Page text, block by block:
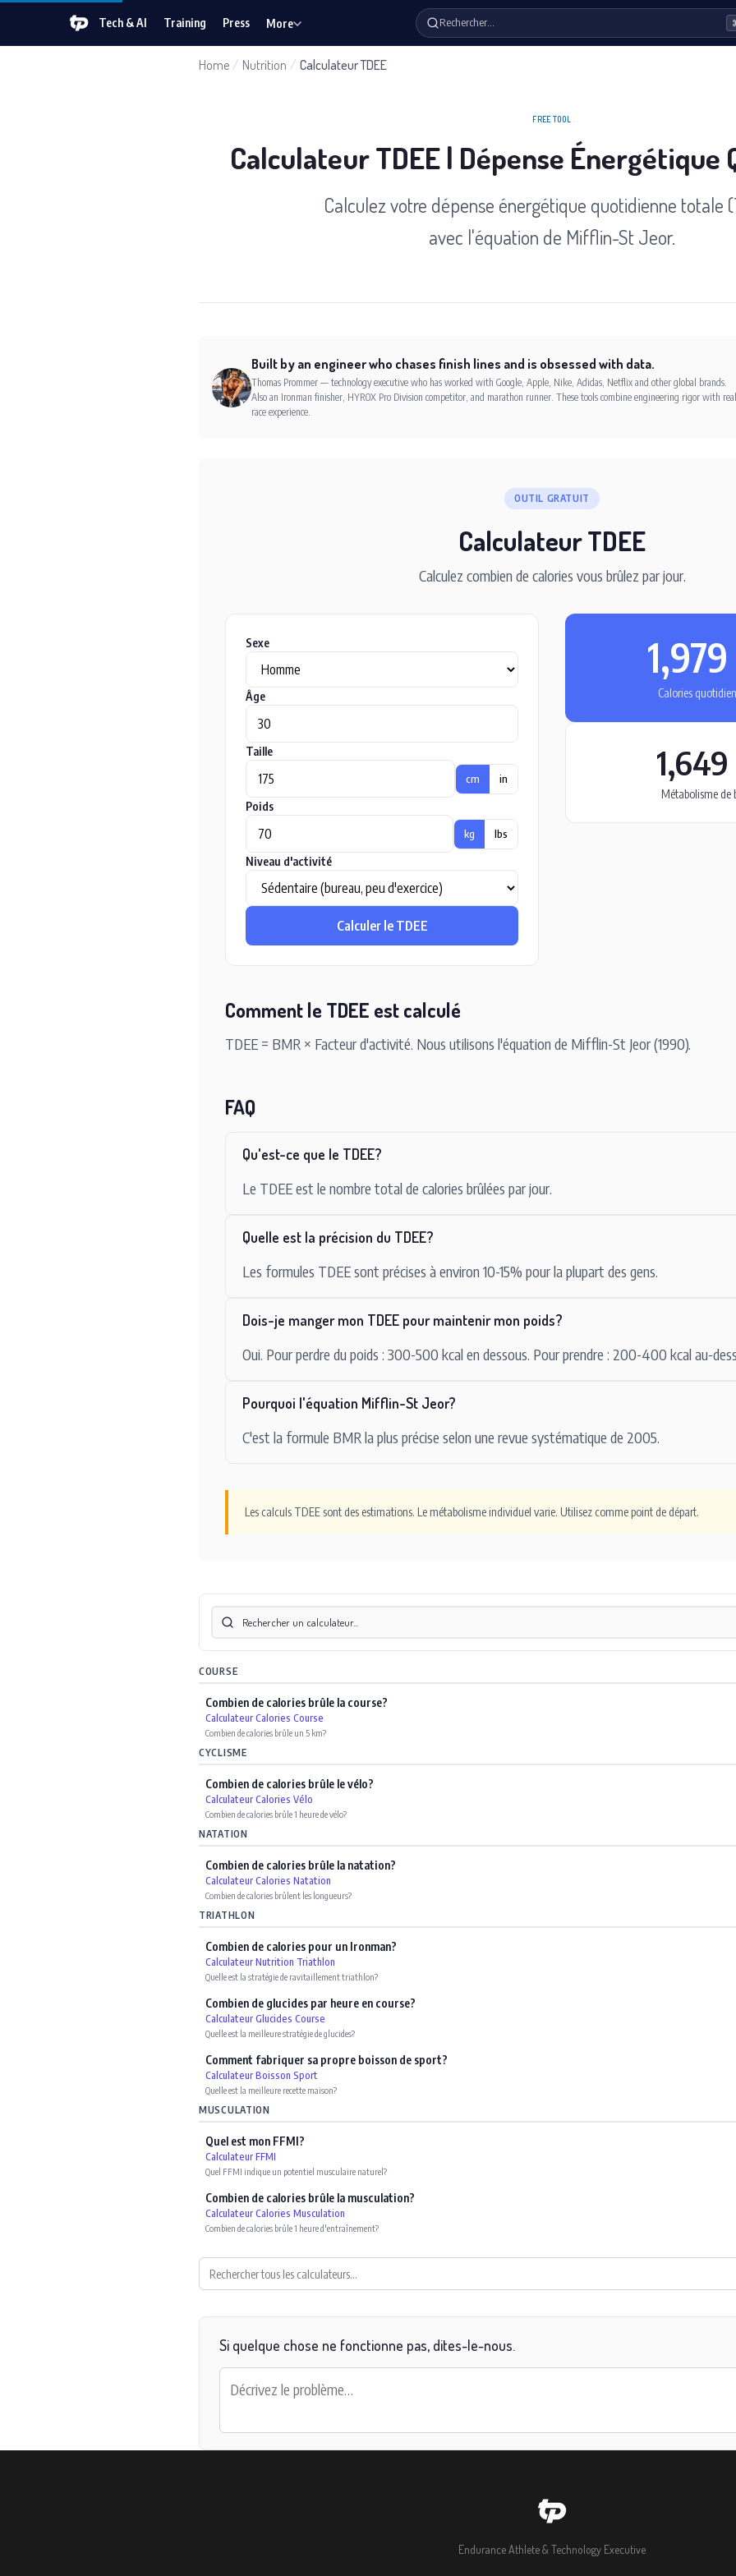
Tech & AI Training Press More Rechercher…
Home / Nutrition / Calculateur TDEE
FREE TOOL
Calculateur TDEE | Dépense Énergétique
Calculez votre dépense énergétique quotidienne totale
avec l'équation de Mifflin-St Jeor.
Built by an engineer who chases finish lines and is obsessed with data.
Thomas Prommer — technology executive who has worked with Google, Apple, Nike, Adidas, Netflix and other global brands.
Also an Ironman finisher, HYROX Pro Division competitor, and marathon runner. These tools combine engineering rigor with real
race experience.
OUTIL GRATUIT
Calculateur TDEE
Calculez combien de calories vous brûlez par jour.
Sexe
Âge
Taille
cm in
Poids
kg lbs
Niveau d'activité
Calculer le TDEE
Calories
Métabolisme de
Comment le TDEE est calculé
TDEE = BMR × Facteur d'activité. Nous utilisons l'équation de Mifflin-St Jeor (1990).
FAQ
Qu'est-ce que le TDEE?
Le TDEE est le nombre total de calories brûlées par jour.
Quelle est la précision du TDEE?
Les formules TDEE sont précises à environ 10-15% pour la plupart des gens.
Dois-je manger mon TDEE pour maintenir mon poids?
Oui. Pour perdre du poids : 300-500 kcal en dessous. Pour prendre : 200-400 kcal au-
Pourquoi l'équation Mifflin-St Jeor?
C'est la formule BMR la plus précise selon une revue systématique de 2005.
Les calculs TDEE sont des estimations. Le métabolisme individuel varie. Utilisez comme point de départ.
COURSE
Combien de calories brûle la course?
Calculateur Calories Course
Combien de calories brûle un 5 km?
CYCLISME
Combien de calories brûle le vélo?
Calculateur Calories Vélo
Combien de calories brûle 1 heure de vélo?
NATATION
Combien de calories brûle la natation?
Calculateur Calories Natation
Combien de calories brûlent les longueurs?
TRIATHLON
Combien de calories pour un Ironman?
Calculateur Nutrition Triathlon
Quelle est la stratégie de ravitaillement triathlon?
Combien de glucides par heure en course?
Calculateur Glucides Course
Quelle est la meilleure stratégie de glucides?
Comment fabriquer sa propre boisson de sport?
Calculateur Boisson Sport
Quelle est la meilleure recette maison?
MUSCULATION
Quel est mon FFMI?
Calculateur FFMI
Quel FFMI indique un potentiel musculaire naturel?
Combien de calories brûle la musculation?
Calculateur Calories Musculation
Combien de calories brûle 1 heure d'entraînement?
Si quelque chose ne fonctionne pas, dites-le-nous.
Endurance Athlete & Technology Executive